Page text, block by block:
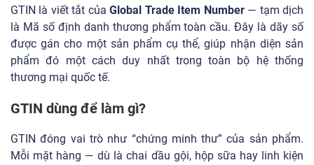
GTIN là viết tắt củaGlobal Trade Item Number— tạm dịch
là Mã số định danh thương phẩm toàn cầu. Đây là dãy số
được gán cho một sản phẩm cụ thể, giúp nhận diện sản
phẩm đó một cách duy nhất trong toàn bộ hệ thống
thương mại quốc tế.
GTIN dùng để làm gì?
GTIN đóng vai trò như “chứng minh thư” của sản phẩm.
Mỗi mặt hàng — dù là chai dầu gội, hộp sữa hay linh kiện